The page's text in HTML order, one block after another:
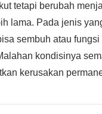
tetapi berubah
lama. Pada jenis
sembuh atau
kondisinya
kerusakan